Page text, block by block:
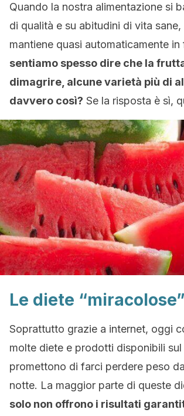
Quando la nostra alimentazione si
di qualità e su abitudini di vita
mantiene quasi automaticamente in
sentiamo spesso dire che la
dimagrire, alcune varietà più di
davvero così? Se la risposta è sì,
Le diete “miracolose”
Soprattutto grazie a internet, oggi
molte diete e prodotti disponibili
promettono di farci perdere peso
notte. La maggior parte di queste
solo non offrono i risultati